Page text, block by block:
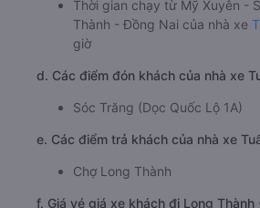
Thời gian chạy từ Mỹ Xuyên -
Thành - Đồng Nai của nhà xe
giờ
d. Các điểm đón khách của nhà xe
Sóc Trăng (Dọc Quốc Lộ 1A)
e. Các điểm trả khách của nhà xe
Chợ Long Thành
f. Giá vé giá xe khách đi Long